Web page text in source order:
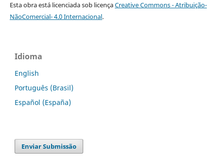
Esta obra está licenciada sob licençaCreative Commons - Atribuição-
NãoComercial- 4.0 Internacional.
Idioma
English
Português (Brasil)
Español (España)
Enviar Submissão